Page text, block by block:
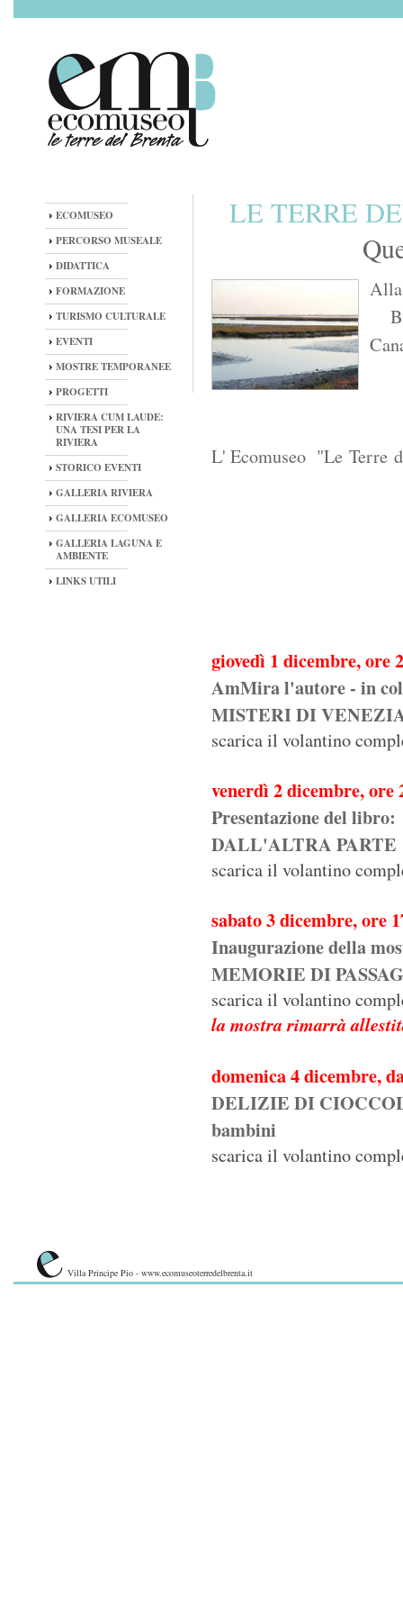
ECOMUSEO
PERCORSO MUSEALE
DIDATTICA
FORMAZIONE
TURISMO CULTURALE
EVENTI
MOSTRE TEMPORANEE
PROGETTI
RIVIERA CUM LAUDE:
UNA TESI PER LA
RIVIERA
STORICO EVENTI
GALLERIA RIVIERA
GALLERIA ECOMUSEO
GALLERIA LAGUNA E
AMBIENTE
LINKS UTILI
LE TERRE
Alla
L' Ecomuseo "Le Terre
giovedì 1 dicembre, ore
AmMira l'autore - in
MISTERI DI
scarica il volantino
venerdì 2 dicembre, ore
Presentazione del libro:
DALL'ALTRA PARTE
scarica il volantino
sabato 3 dicembre, ore
Inaugurazione della
MEMORIE DI
scarica il volantino
la mostra rimarrà
domenica 4 dicembre,
DELIZIE DI
bambini
scarica il volantino
Villa Principe Pio - www.ecomuseoterredelbrenta.it